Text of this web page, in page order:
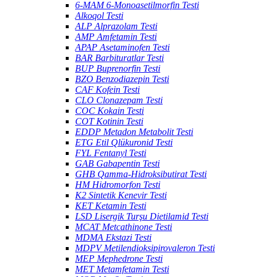
6-MAM 6-Monoasetilmorfin Testi
Alkoqol Testi
ALP Alprazolam Testi
AMP Amfetamin Testi
APAP Asetaminofen Testi
BAR Barbituratlar Testi
BUP Buprenorfin Testi
BZO Benzodiazepin Testi
CAF Kofein Testi
CLO Clonazepam Testi
COC Kokain Testi
COT Kotinin Testi
EDDP Metadon Metabolit Testi
ETG Etil Qlükuronid Testi
FYL Fentanyl Testi
GAB Gabapentin Testi
GHB Qamma-Hidroksibutirat Testi
HM Hidromorfon Testi
K2 Sintetik Kenevir Testi
KET Ketamin Testi
LSD Lisergik Turşu Dietilamid Testi
MCAT Metcathinone Testi
MDMA Ekstazi Testi
MDPV Metilendioksipirovaleron Testi
MEP Mephedrone Testi
MET Metamfetamin Testi